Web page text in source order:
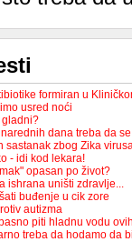
formiran u
usred noći
gladni?
dana treba da
sastanak zbog Zika
- idi kod lekara!
opasan po život?
ishrana uništi zdravlje...
buđenje u cik zore
autizma
piti hladnu vodu
treba da hodamo da